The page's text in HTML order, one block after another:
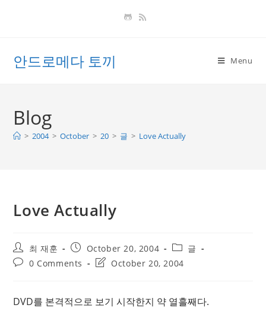
안드로메다 토끼 Menu
Blog
> 2004 > October > 20 > 글 > Love Actually
Love Actually
Post
author:
최 재훈
Post
published:
October 20, 2004
Post
category:
글
Post0 Comments
PostOctober 20, 2004
DVD를 본격적으로 보기 시작한지 약 열흘째다.